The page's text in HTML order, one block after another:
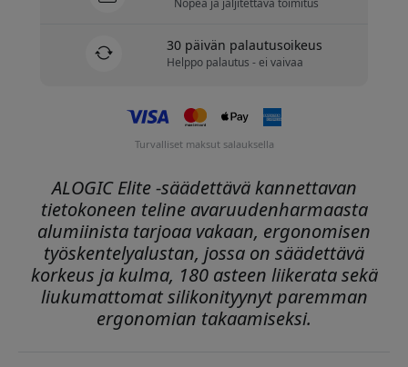
Nopea ja jäljitettävä toimitus
30 päivän palautusoikeus
Helppo palautus - ei vaivaa
Turvalliset maksut salauksella
ALOGIC Elite -säädettävä kannettavan
tietokoneen teline avaruudenharmaasta
alumiinista tarjoaa vakaan, ergonomisen
työskentelyalustan, jossa on säädettävä
korkeus ja kulma, 180 asteen liikerata sekä
liukumattomat silikonityynyt paremman
ergonomian takaamiseksi.